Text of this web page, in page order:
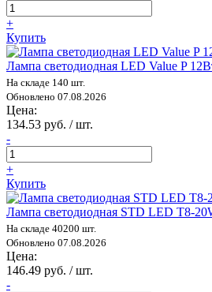
+
Купить
Лампа светодиодная LED Value P
На складе 140 шт.
Обновлено 07.08.2026
Цена:
134.53 руб. / шт.
-
+
Купить
Лампа светодиодная STD LED T8-
На складе 40200 шт.
Обновлено 07.08.2026
Цена:
146.49 руб. / шт.
-